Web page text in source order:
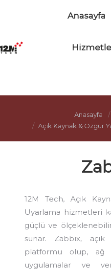
Anasayfa
Anasayfa
Açık Kaynak & Özgür
12M Tech, Açık
Uyarlama hizmetleri
güçlü ve
sunar. Zabbix,
platformu olup, ağ
uygulamalar ve